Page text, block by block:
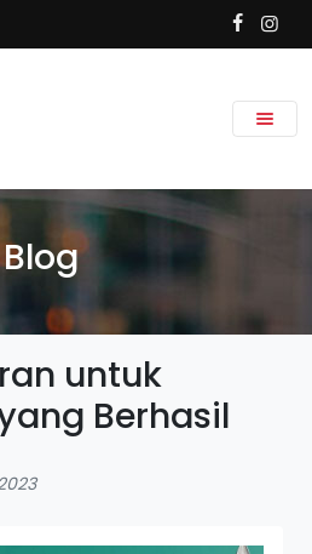
Blog
untuk
Berhasil